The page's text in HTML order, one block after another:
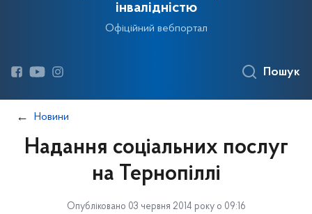
інвалідністю
Офіційний вебпортал
Пошук
Новини
Надання соціальних послуг
на Тернопіллі
Опубліковано 03 червня 2014 року о 09:16